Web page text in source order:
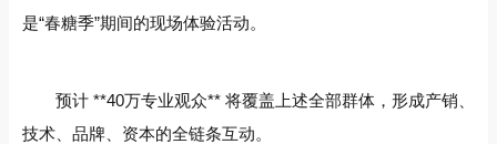
是“春糖季”期间的现场体验活动。
预计 **40万专业观众** 将覆盖上述全部群体，形成产销、
技术、品牌、资本的全链条互动。